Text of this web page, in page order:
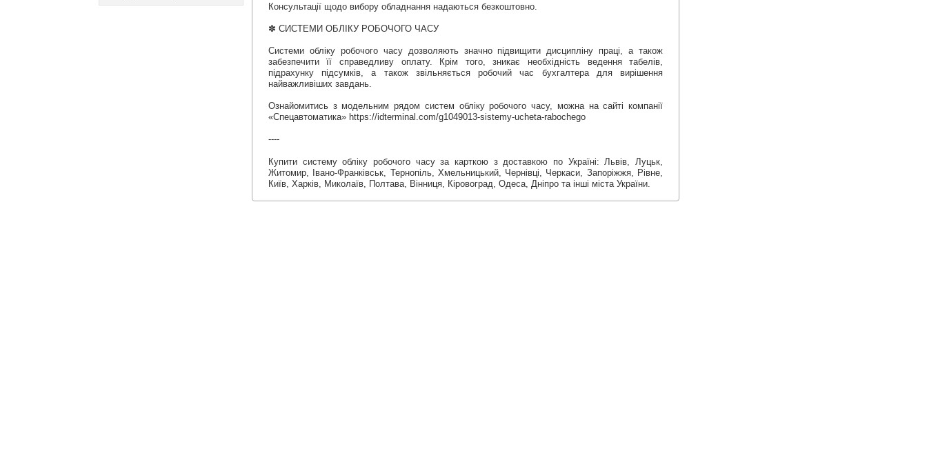
Консультації щодо вибору обладнання надаються безкоштовно.
✽ СИСТЕМИ ОБЛІКУ РОБОЧОГО ЧАСУ
Системи обліку робочого часу дозволяють значно підвищити дисципліну праці, а також
забезпечити її справедливу оплату. Крім того, зникає необхідність ведення табелів,
підрахунку підсумків, а також звільняється робочий час бухгалтера для вирішення
найважливіших завдань.
Ознайомитись з модельним рядом систем обліку робочого часу, можна на сайті компанії
«Спецавтоматика» https://idterminal.com/g1049013-sistemy-ucheta-rabochego
----
Купити систему обліку робочого часу за карткою з доставкою по Україні: Львів, Луцьк,
Житомир, Івано-Франківськ, Тернопіль, Хмельницький, Чернівці, Черкаси, Запоріжжя, Рівне,
Київ, Харків, Миколаїв, Полтава, Вінниця, Кіровоград, Одеса, Дніпро та інші міста України.